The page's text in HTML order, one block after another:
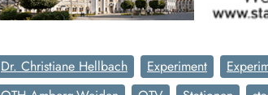
Dr. Christiane Hellbach Experiment